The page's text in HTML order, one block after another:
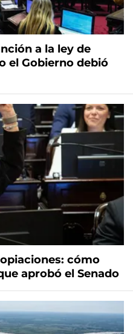
a la ley de
el Gobierno debió
cómo
aprobó el Senado